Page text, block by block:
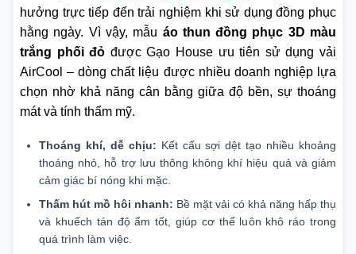
hưởng trực tiếp đến trải nghiệm khi sử dụng đồng phục
hằng ngày. Vì vậy, mẫu áo thun đồng phục 3D màu
trắng phối đỏ được Gạo House ưu tiên sử dụng vải
AirCool – dòng chất liệu được nhiều doanh nghiệp lựa
chọn nhờ khả năng cân bằng giữa độ bền, sự thoáng
mát và tính thẩm mỹ.
Thoáng khí, dễ chịu: Kết cấu sợi dệt tạo nhiều khoảng
thoáng nhỏ, hỗ trợ lưu thông không khí hiệu quả và giảm
cảm giác bí nóng khi mặc.
Thấm hút mồ hôi nhanh: Bề mặt vải có khả năng hấp thụ
và khuếch tán độ ẩm tốt, giúp cơ thể luôn khô ráo trong
quá trình làm việc.